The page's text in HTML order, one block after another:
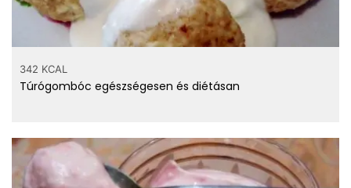
342 KCAL
Túrógombóc egészségesen és diétásan